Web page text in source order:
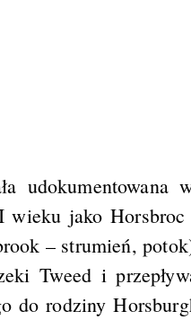
udokumentowana
jako Horsbroc
– strumień,
Tweed i
do rodziny